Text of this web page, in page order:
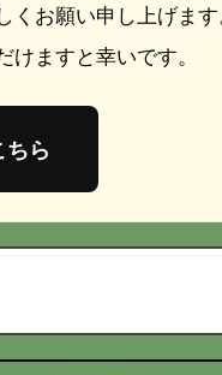
お願い申し上げます
ますと幸いです。
ら